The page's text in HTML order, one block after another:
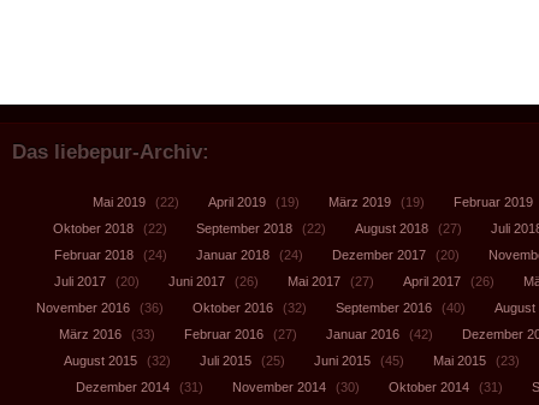
Das liebepur-Archiv:
Mai 2019 (22) April 2019 (19) März 2019 (19) Februar 2019
Oktober 2018
(22) September 2018 (22) August 2018 (27)
Juli
Februar 2018
(24) Januar 2018 (24) Dezember 2017 (20)
Juli 2017
(20) Juni 2017 (26) Mai 2017 (27) April 2017 (26)
November 2016
(36) Oktober 2016 (32) September 2016 (40)
August
März 2016
(33) Februar 2016 (27) Januar 2016 (42)
Dezember
August 2015
(32) Juli 2015 (25) Juni 2015 (45) Mai 2015
(23)
Dezember 2014
(31) November 2014 (30) Oktober 2014 (31)